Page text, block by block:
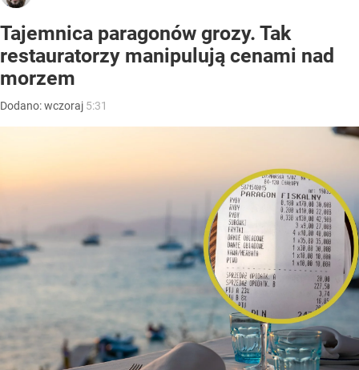
Tajemnica paragonów grozy. Tak
restauratorzy manipulują cenami nad
morzem
Dodano:wczoraj 5:31